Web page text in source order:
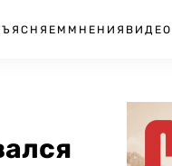
МНЕНИЯ ВИДЕО